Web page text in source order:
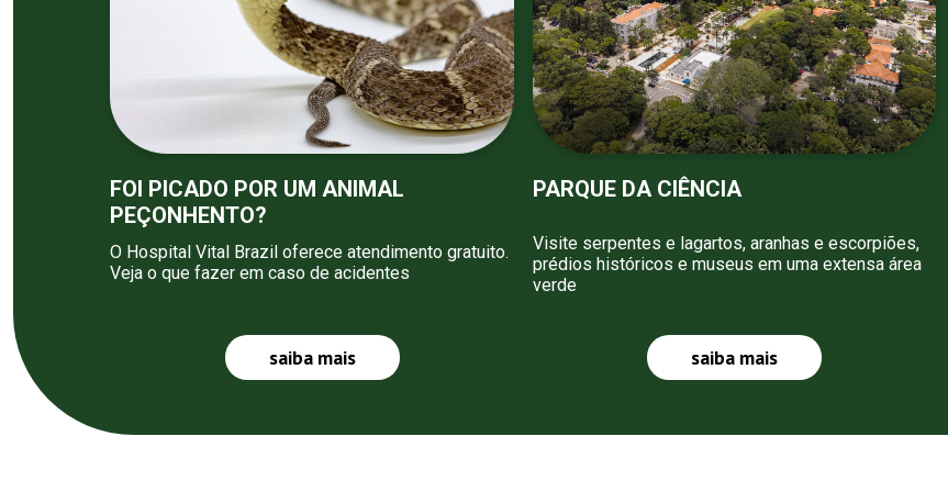
FOI PICADO POR UM ANIMAL
PEÇONHENTO?
O Hospital Vital Brazil oferece atendimento gratuito.
Veja o que fazer em caso de acidentes
saiba mais
PARQUE DA CIÊNCIA
Visite serpentes e lagartos, aranhas e escorpiões,
prédios históricos e museus em uma extensa área
verde
saiba mais